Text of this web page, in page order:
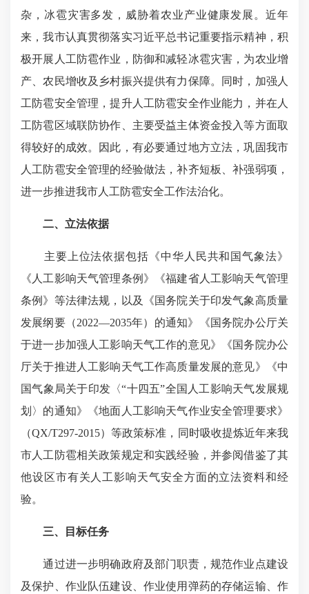
杂，冰雹灾害多发，威胁着农业产业健康发展。近年
来，我市认真贯彻落实习近平总书记重要指示精神，积
极开展人工防雹作业，防御和减轻冰雹灾害，为农业增
产、农民增收及乡村振兴提供有力保障。同时，加强人
工防雹安全管理，提升人工防雹安全作业能力，并在人
工防雹区域联防协作、主要受益主体资金投入等方面取
得较好的成效。因此，有必要通过地方立法，巩固我市
人工防雹安全管理的经验做法，补齐短板、补强弱项，
进一步推进我市人工防雹安全工作法治化。
二、立法依据
主要上位法依据包括《中华人民共和国气象法》
《人工影响天气管理条例》《福建省人工影响天气管理
条例》等法律法规，以及《国务院关于印发气象高质量
发展纲要（2022—2035年）的通知》《国务院办公厅关
于进一步加强人工影响天气工作的意见》《国务院办公
厅关于推进人工影响天气工作高质量发展的意见》《中
国气象局关于印发〈“十四五”全国人工影响天气发展规
划〉的通知》《地面人工影响天气作业安全管理要求》
（QX/T297-2015）等政策标准，同时吸收提炼近年来我
市人工防雹相关政策规定和实践经验，并参阅借鉴了其
他设区市有关人工影响天气安全方面的立法资料和经
验。
三、目标任务
通过进一步明确政府及部门职责，规范作业点建设
及保护、作业队伍建设、作业使用弹药的存储运输、作